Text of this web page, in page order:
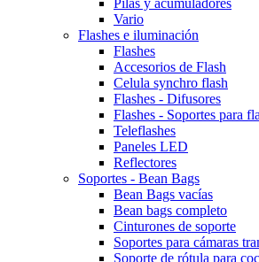
Pilas y acumuladores
Vario
Flashes e iluminación
Flashes
Accesorios de Flash
Celula synchro flash
Flashes - Difusores
Flashes - Soportes para
Teleflashes
Paneles LED
Reflectores
Soportes - Bean Bags
Bean Bags vacías
Bean bags completo
Cinturones de soporte
Soportes para cámaras
Soporte de rótula para